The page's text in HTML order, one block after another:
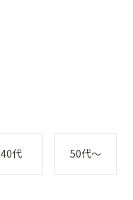
40代 50代～